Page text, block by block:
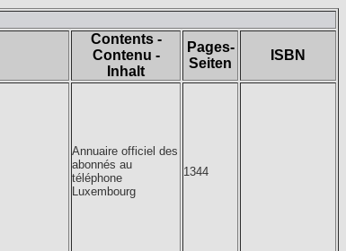
Contents -
Contenu -
Inhalt
Pages-
Seiten
ISBN
Annuaire officiel des
abonnés au
téléphone
Luxembourg
1344